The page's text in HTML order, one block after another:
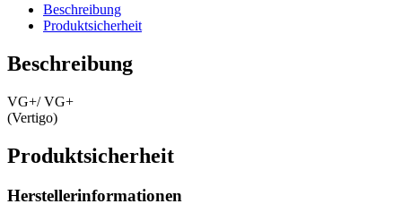
Beschreibung
Produktsicherheit
Beschreibung
VG+/ VG+
(Vertigo)
Produktsicherheit
Herstellerinformationen